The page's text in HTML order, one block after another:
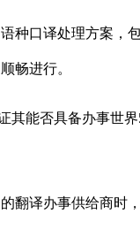
口译处理方案，包
畅进行。
能否具备办事世界
译办事供给商时，